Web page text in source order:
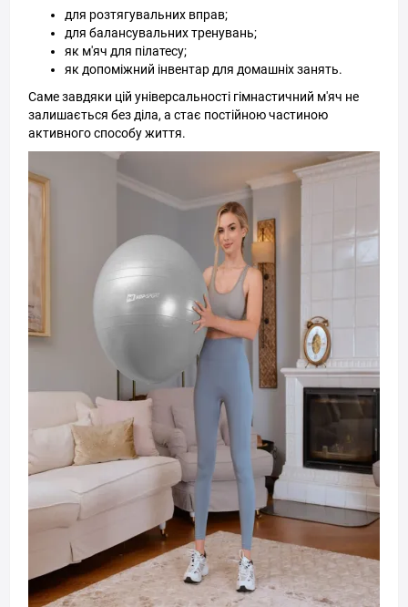
для розтягувальних вправ;
для балансувальних тренувань;
як м'яч для пілатесу;
як допоміжний інвентар для домашніх занять.
Саме завдяки цій універсальності гімнастичний м'яч не
залишається без діла, а стає постійною частиною
активного способу життя.